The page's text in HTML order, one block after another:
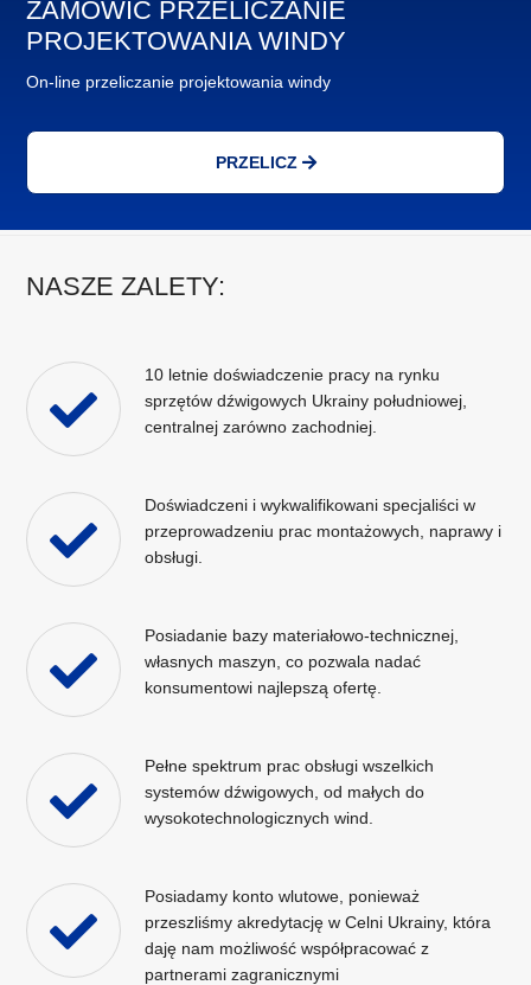
ZAMÓWIĆ PRZELICZANIE
PROJEKTOWANIA WINDY
On-line przeliczanie projektowania windy
PRZELICZ
NASZE ZALETY:
10 letnie doświadczenie pracy na rynku
sprzętów dźwigowych Ukrainy południowej,
centralnej zarówno zachodniej.
Doświadczeni i wykwalifikowani specjaliści w
przeprowadzeniu prac montażowych, naprawy i
obsługi.
Posiadanie bazy materiałowo-technicznej,
własnych maszyn, co pozwala nadać
konsumentowi najlepszą ofertę.
Pełne spektrum prac obsługi wszelkich
systemów dźwigowych, od małych do
wysokotechnologicznych wind.
Posiadamy konto wlutowe, ponieważ
przeszliśmy akredytację w Celni Ukrainy, która
daję nam możliwość współpracować z
partnerami zagranicznymi